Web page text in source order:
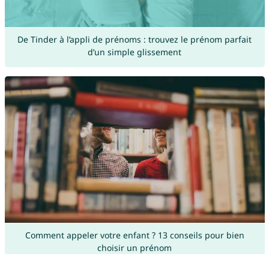
De Tinder à l’appli de prénoms : trouvez le prénom parfait
d’un simple glissement
Comment appeler votre enfant ? 13 conseils pour bien
choisir un prénom